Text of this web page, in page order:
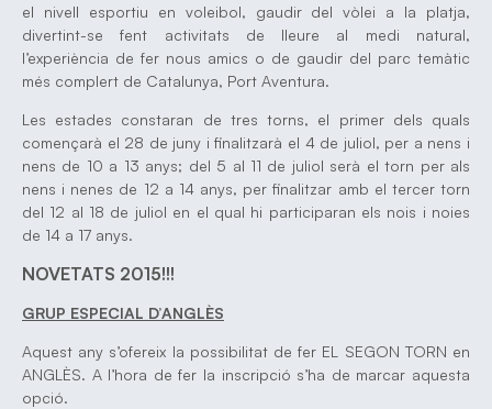
el nivell esportiu en voleibol, gaudir del vòlei a la platja,
divertint-se fent activitats de lleure al medi natural,
l’experiència de fer nous amics o de gaudir del parc temàtic
més complert de Catalunya, Port Aventura.
Les estades constaran de tres torns, el primer dels quals
començarà el 28 de juny i finalitzarà el 4 de juliol, per a nens i
nens de 10 a 13 anys; del 5 al 11 de juliol serà el torn per als
nens i nenes de 12 a 14 anys, per finalitzar amb el tercer torn
del 12 al 18 de juliol en el qual hi participaran els nois i noies
de 14 a 17 anys.
NOVETATS 2015!!!
GRUP ESPECIAL D’ANGLÈS
Aquest any s’ofereix la possibilitat de fer EL SEGON TORN en
ANGLÈS. A l’hora de fer la inscripció s’ha de marcar aquesta
opció.